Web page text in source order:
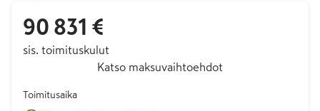
90 831 €
sis. toimituskulut
Katso maksuvaihtoehdot
Toimitusaika